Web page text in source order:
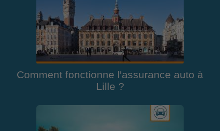
Comment fonctionne l'assurance auto à
Lille ?